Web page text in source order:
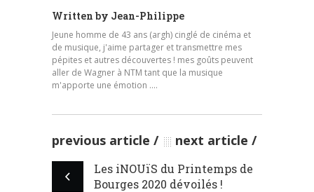
Written by Jean-Philippe
Jeune homme de 43 ans (argh) cinglé de cinéma et
de musique, j'aime partager et transmettre mes
pépites et autres découvertes ! mes goûts peuvent
aller de Wagner à NTM tant que la musique
m'apporte une émotion ....
previous article next article
Les iNOUïS du Printemps de
Bourges 2020 dévoilés !